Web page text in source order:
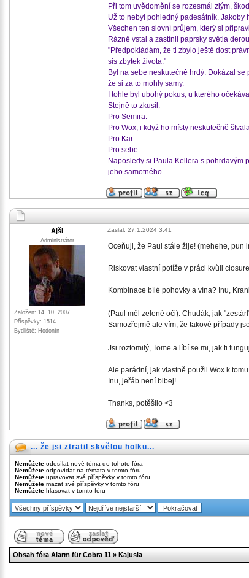
Při tom uvědomění se rozesmál zlým,
Už to nebyl pohledný padesátník.
Všechen ten slovní průjem, který si
Rázně vstal a zastínil paprsky světla
"Předpokládám, že ti zbylo ještě dost
sis zbytek života."
Byl na sebe neskutečně hrdý. Dokázal
že si za to mohly samy.
I tohle byl ubohý pokus, u kterého
Stejně to zkusil.
Pro Semira.
Pro Wox, i když ho místy neskutečně
Pro Kar.
Pro sebe.
Naposledy si Paula Kellera s pohrdavým
jeho samotného.
Ajši
Administrátor
Založen: 14. 10. 2007
Příspěvky: 1514
Bydliště: Hodonín
Zaslal: 27.1.2024 3:41
Oceňuji, že Paul stále žije! (mehehe, pun
Riskovat vlastní potíže v práci kvůli
Kombinace bílé pohovky a vína? Inu,
(Paul měl zelené oči). Chudák, jak
Samozřejmě ale vím, že takové případy
Jsi roztomilý, Tome a líbí se mi, jak ti
Ale parádní, jak vlastně použil Wox k
Inu, jeřáb není blbej!
Thanks, potěšilo <3
... že jsi ztratil skvělou holku...
Nemůžete odesílat nové téma do tohoto fóra
Nemůžete odpovídat na témata v tomto fóru
Nemůžete upravovat své příspěvky v tomto fóru
Nemůžete mazat své příspěvky v tomto fóru
Nemůžete hlasovat v tomto fóru
Obsah fóra Alarm für Cobra 11 » Kajusia